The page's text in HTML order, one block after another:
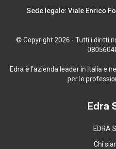
Sede legale: Viale Enrico
© Copyright 2026 - Tutti i diritti
Edra è l'azienda leader in Italia e
per le
Edra
EDRA
Chi